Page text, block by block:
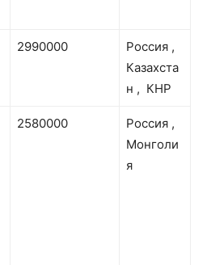
2990000
Россия ,
Казахста
н , КНР
2580000
Россия ,
Монголи
я